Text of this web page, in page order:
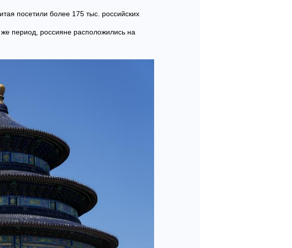
посетили более 175 тыс. российских
период, россияне расположились на